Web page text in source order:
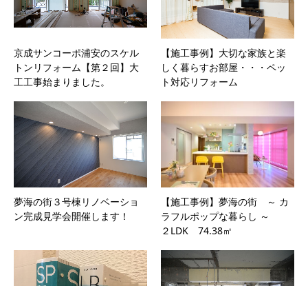
京成サンコーポ浦安のスケル
トンリフォーム【第２回】大
工工事始まりました。
【施工事例】大切な家族と楽
しく暮らすお部屋・・・ペッ
ト対応リフォーム
夢海の街３号棟リノベーショ
ン完成見学会開催します！
【施工事例】夢海の街 ～ カ
ラフルポップな暮らし ～
２LDK 74.38㎡